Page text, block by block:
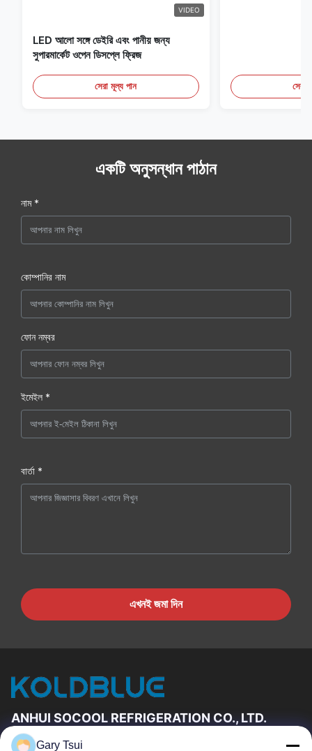
VIDEO
LED আলো সঙ্গে ডেইরি এবং পানীয় জন্য
সুপারমার্কেট ওপেন ডিসপ্লে ফ্রিজ
সেরা মূল্য পান সেরা
একটি অনুসন্ধান পাঠান
নাম *
কোম্পানির নাম
ফোন নম্বর
ইমেইল *
বার্তা *
এখনই জমা দিন
ANHUI SOCOOL REFRIGERATION CO., LTD.
দ্রুত লিঙ্কGary Tsui